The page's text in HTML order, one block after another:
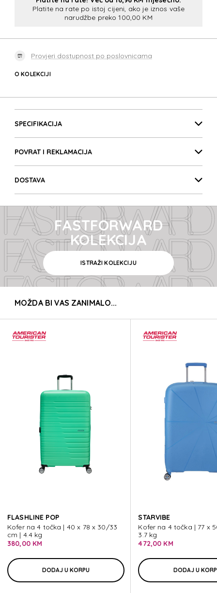
Platite na rate po istoj cijeni, ako je iznos vaše
narudžbe preko 100,00 KM
Provjeri dostupnost po poslovnicama
O KOLEKCIJI
SPECIFIKACIJA
POVRAT I REKLAMACIJA
DOSTAVA
FASTFORWARD
FASTFORWARD
FASTFORWARD
FASTFORWARD
FASTFORWARD
FASTFORWARD
FASTFORWARD
FASTFORWARD
FASTFORWARD
FASTFORWARD
FASTFORWARD
FASTFORWARD
FASTFORWARD
FASTFORWARD
KOLEKCIJA
ISTRAŽI KOLEKCIJU
MOŽDA BI VAS ZANIMALO...
FLASHLINE POP
Kofer na 4 točka | 40 x 78 x 30/33
cm | 4.4 kg
380,00 KM
DODAJ U KORPU
STARVIBE
Kofer na 4 točka | 77 x
3.7 kg
472,00 KM
DODAJ U